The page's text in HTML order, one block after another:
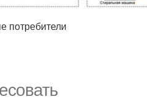
потребители